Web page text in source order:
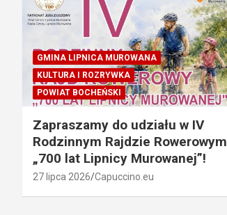
GMINA LIPNICA MUROWANA
KULTURA I ROZRYWKA
POWIAT BOCHEŃSKI
Zapraszamy do udziału w IV
Rodzinnym Rajdzie Rowerowym
„700 lat Lipnicy Murowanej”!
27 lipca 2026 Capuccino.eu